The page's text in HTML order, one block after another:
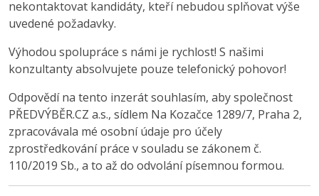
nekontaktovat kandidáty, kteří nebudou splňovat výše
uvedené požadavky.
Výhodou spolupráce s námi je rychlost! S našimi
konzultanty absolvujete pouze telefonický pohovor!
Odpovědí na tento inzerát souhlasím, aby společnost
PŘEDVÝBĚR.CZ a.s., sídlem Na Kozačce 1289/7, Praha 2,
zpracovávala mé osobní údaje pro účely
zprostředkování práce v souladu se zákonem č.
110/2019 Sb., a to až do odvolání písemnou formou.